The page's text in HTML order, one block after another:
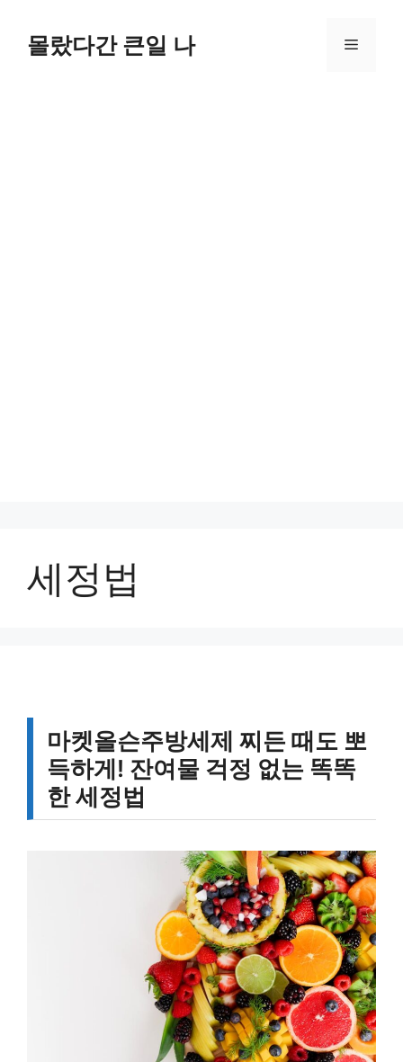
몰랐다간 큰일 나 메
세정법
마켓올슨주방세제 찌든 때도 뽀
득하게! 잔여물 걱정 없는 똑똑
한 세정법